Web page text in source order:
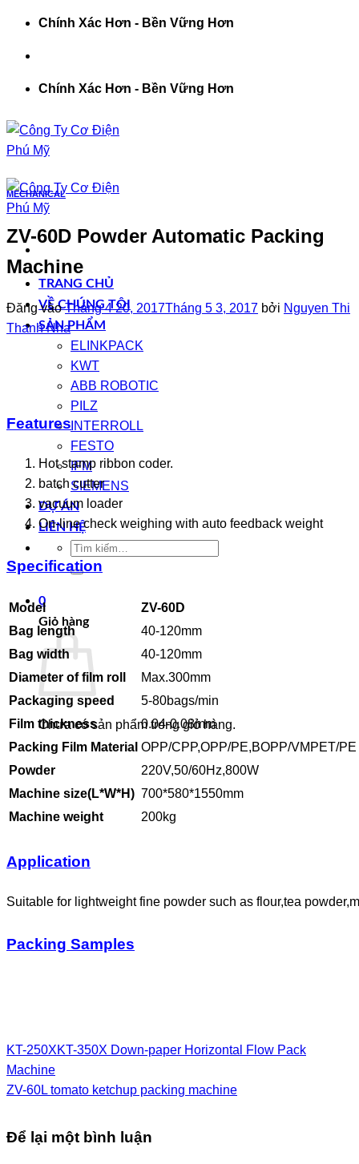
Chính Xác Hơn - Bền Vững Hơn
Chính Xác Hơn - Bền Vững Hơn
TRANG CHỦ
VỀ CHÚNG TÔI
SẢN PHẨM
ELINKPACK
KWT
ABB ROBOTIC
PILZ
INTERROLL
FESTO
IFM
SIEMENS
DỰ ÁN
LIÊN HỆ
Tìm
kiếm:
0
Giỏ hàng
Chưa có sản phẩm trong giỏ hàng.
MECHANICAL
ZV-60D Powder Automatic Packing
Machine
Đăng vàoTháng 4 20, 2017Tháng 5 3, 2017 bởi Nguyen Thi
Thanh Nha
Features
Hot stamp ribbon coder.
batch cutter
vacuum loader
On-line check weighing with auto feedback weight
Specification
Model ZV-60D
Bag length
40-120mm
Bag width
40-120mm
Diameter of film roll
Max.300mm
Packaging speed
5-80bags/min
Film thickness
0.04-0.08mm
Packing Film Material OPP/CPP,OPP/PE,BOPP/VMPET/PE
Powder
220V,50/60Hz,800W
Machine size(L*W*H) 700*580*1550mm
Machine weight 200kg
Application
Suitable for lightweight fine powder such as flour,tea
Packing Samples
KT-250XKT-350X Down-paper Horizontal Flow Pack
Machine
ZV-60L tomato ketchup packing machine
Để lại một bình luận